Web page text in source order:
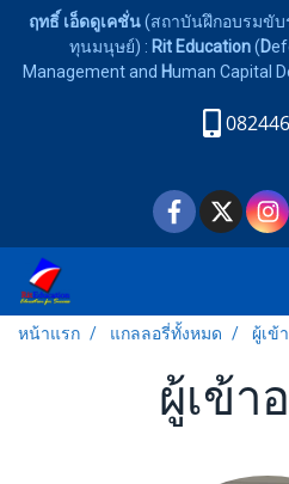
ฤทธิ์ เอ็ดดูเคชั่น(สถาบันฝึกอบรมขับ
ทุนมนุษย์) : Rit Education(D
Management and Human Capital
หน้าแรก แกลลอรี่ทั้งหมด ผู้เข้
ผู้เข้า